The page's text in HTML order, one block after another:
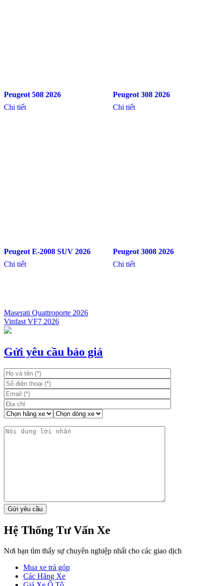
Peugeot 508 2026
Chi tiết
Peugeot 308 2026
Chi tiết
Peugeot E-2008 SUV 2026
Chi tiết
Peugeot 3008 2026
Chi tiết
Điều
hướng
bài
Maserati Quattroporte 2026
Vinfast VF7 2026
Gửi yêu cầu báo giá
Hệ Thống Tư Vấn Xe
Nơi bạn tìm thấy sự chuyên nghiệp nhất cho các giao dịch
Mua xe trả góp
Các Hãng Xe